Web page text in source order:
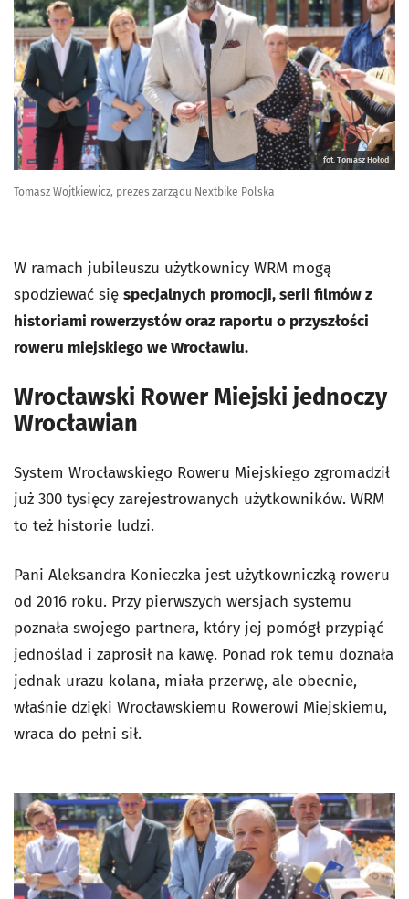
fot. Tomasz Hołod
Tomasz Wojtkiewicz, prezes zarządu Nextbike Polska
W ramach jubileuszu użytkownicy WRM mogą
spodziewać się specjalnych promocji, serii filmów z
historiami rowerzystów oraz raportu o przyszłości
roweru miejskiego we Wrocławiu.
Wrocławski Rower Miejski jednoczy
Wrocławian
System Wrocławskiego Roweru Miejskiego zgromadził
już 300 tysięcy zarejestrowanych użytkowników. WRM
to też historie ludzi.
Pani Aleksandra Konieczka jest użytkowniczką roweru
od 2016 roku. Przy pierwszych wersjach systemu
poznała swojego partnera, który jej pomógł przypiąć
jednoślad i zaprosił na kawę. Ponad rok temu doznała
jednak urazu kolana, miała przerwę, ale obecnie,
właśnie dzięki Wrocławskiemu Rowerowi Miejskiemu,
wraca do pełni sił.